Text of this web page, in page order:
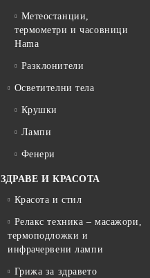
Метеостанции,
термометри и часовници
Hama
Разклонители
Осветителни тела
Крушки
Лампи
Фенери
ЗДРАВЕ И КРАСОТА
Красота и стил
Релакс техника – масажори,
термоподложки и
инфрачервени лампи
Грижа за здравето